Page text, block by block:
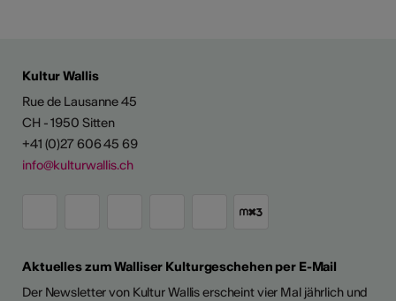
Kultur Wallis
Rue de Lausanne 45
CH - 1950 Sitten
+41 (0)27 606 45 69
info@kulturwallis.ch
Aktuelles zum Walliser Kulturgeschehen per E-Mail
Der Newsletter von Kultur Wallis erscheint vier Mal jährlich und